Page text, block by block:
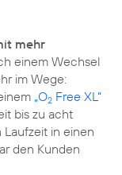
mehr
einem Wechsel
im Wege:
„O2 Free XL“
bis zu acht
in einen
den Kunden